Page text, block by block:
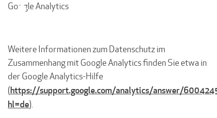
Google Analytics
Weitere Informationen zum Datenschutz im
Zusammenhang mit Google Analytics finden Sie etwa in
der Google Analytics-Hilfe
(https://support.google.com/analytics/answer/
hl=de).